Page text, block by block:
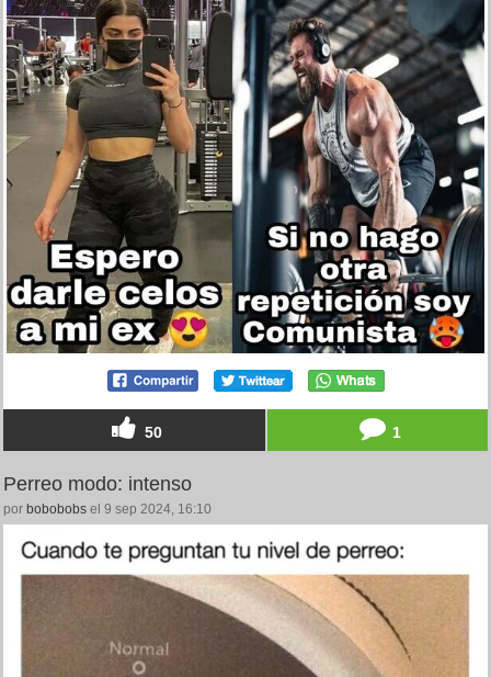
50 1
Perreo modo: intenso
por bobobobs el 9 sep 2024, 16:10